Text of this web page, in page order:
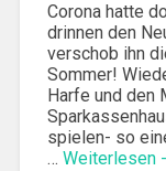
Corona hatte
drinnen den
verschob ihn
Sommer!
Harfe und den
spielen- so
… Weiterlesen